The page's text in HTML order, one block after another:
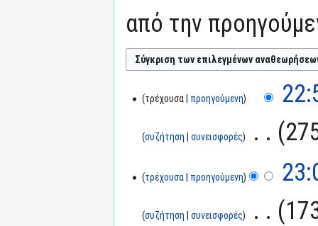
από την
τρέχουσα προηγούμενη
συζήτηση συνεισφορές
τρέχουσα προηγούμενη
συζήτηση συνεισφορές